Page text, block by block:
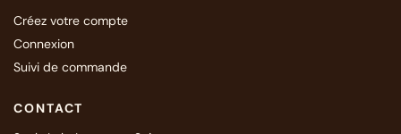
Créez votre compte
Connexion
Suivi de commande
CONTACT